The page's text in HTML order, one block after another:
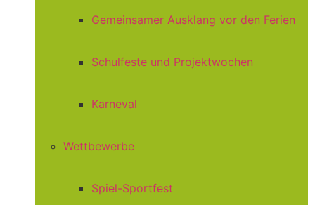
Gemeinsamer Ausklang vor den Ferien
Schulfeste und Projektwochen
Karneval
Wettbewerbe
Spiel-Sportfest